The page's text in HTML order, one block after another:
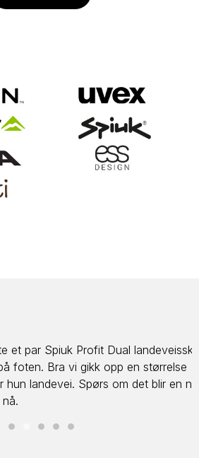
Spiuk Profit Dual landeveissko,
Bra vi gikk opp en størrelse
Spørs om det blir en ny